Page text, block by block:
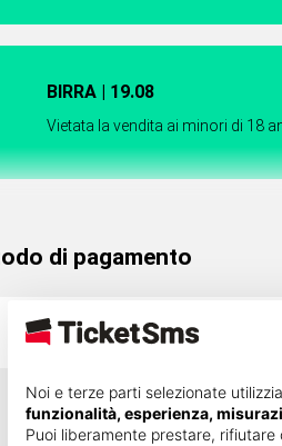
BIRRA | 19.08
Vietata la vendita ai minori di 18
di pagamento
Noi e terze parti selezionate
funzionalità, esperienza,
Puoi liberamente prestare,